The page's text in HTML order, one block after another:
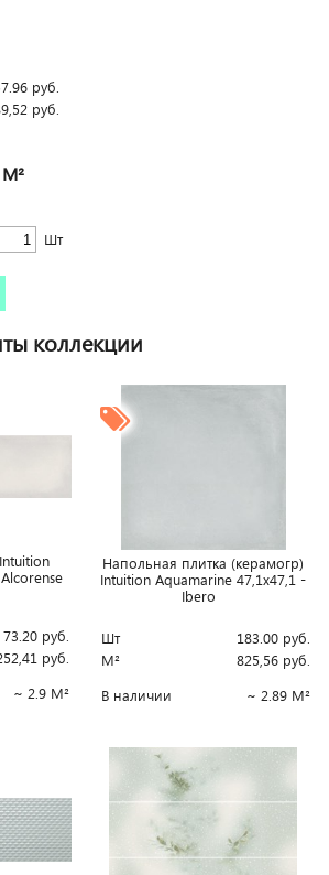
руб.
руб.
М²
Шт
коллекции
73.20 руб.
руб.
~ 2.9 М²
Напольная плитка (керамогр)
Intuition Aquamarine 47,1x47,1 -
Ibero
Шт 183.00 руб.
М²
825,56 руб.
В наличии
~ 2.89 М²